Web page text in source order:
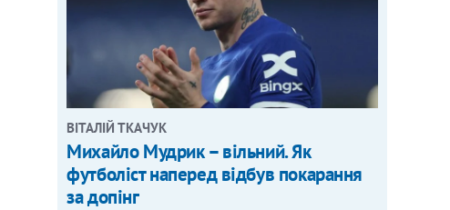
ВІТАЛІЙ ТКАЧУК
Михайло Мудрик – вільний. Як
футболіст наперед відбув покарання
за допінг